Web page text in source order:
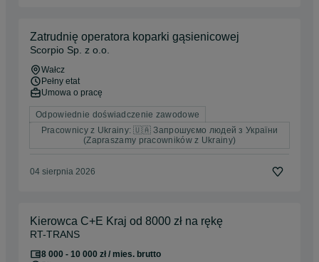
Zatrudnię operatora koparki gąsienicowej
Scorpio Sp. z o.o.
Wałcz
Pełny etat
Umowa o pracę
Odpowiednie doświadczenie zawodowe
Pracownicy z Ukrainy: 🇺🇦 Запрошуємо людей з України
(Zapraszamy pracowników z Ukrainy)
04 sierpnia 2026
Kierowca C+E Kraj od 8000 zł na rękę
RT-TRANS
8 000 - 10 000 zł / mies. brutto